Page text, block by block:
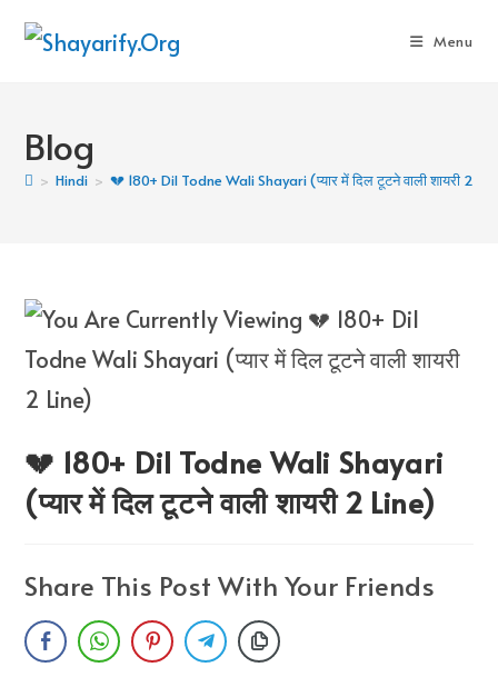
Menu
Blog
> Hindi > 💔 180+ Dil Todne Wali Shayari (प्यार में दिल टूटने वाली शायरी 2
💔 180+ Dil Todne Wali Shayari
(प्यार में दिल टूटने वाली शायरी 2 Line)
Share This Post With Your Friends